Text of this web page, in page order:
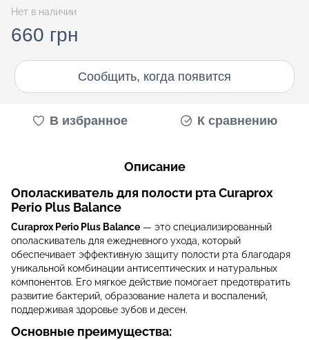
Нет в наличии
660 грн
Сообщить, когда появится
В избранное К сравнению
Описание
Ополаскиватель для полости рта Curaprox
Perio Plus Balance
Curaprox Perio Plus Balance — это специализированный
ополаскиватель для ежедневного ухода, который
обеспечивает эффективную защиту полости рта благодаря
уникальной комбинации антисептических и натуральных
компонентов. Его мягкое действие помогает предотвратить
развитие бактерий, образование налета и воспалений,
поддерживая здоровье зубов и десен.
Основные преимущества: